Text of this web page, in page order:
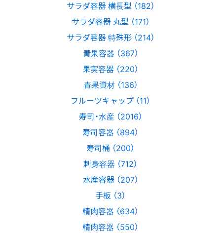
サラダ容器 横長型 （182）
サラダ容器 丸型 （171）
サラダ容器 特殊形 （214）
青果容器 （367）
果実容器 （220）
青果資材 （136）
フルーツキャップ （11）
寿司・水産 （2016）
寿司容器 （894）
寿司桶 （200）
刺身容器 （712）
水産容器 （207）
手板 （3）
精肉容器 （634）
精肉容器 （550）